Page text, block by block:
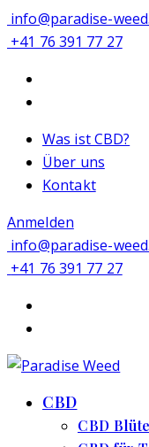
info@paradise-
+41 76 391 77 27
Was ist CBD?
Über uns
Kontakt
Anmelden
info@paradise-
+41 76 391 77 27
CBD
CBD